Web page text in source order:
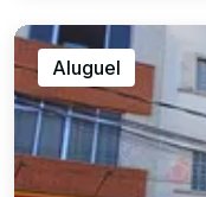
Aluguel